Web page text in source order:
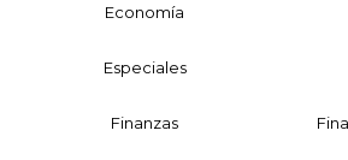
Economía
Especiales
Finanzas